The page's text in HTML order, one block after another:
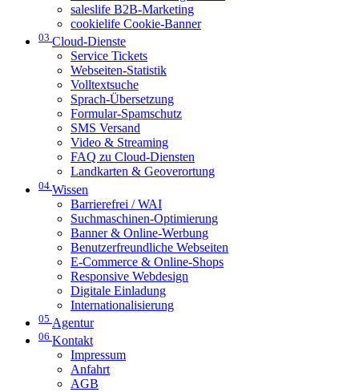
saleslife B2B-Marketing
cookielife Cookie-Banner
03 Cloud-Dienste
Service Tickets
Webseiten-Statistik
Volltextsuche
Sprach-Übersetzung
Formular-Spamschutz
SMS Versand
Video & Streaming
FAQ zu Cloud-Diensten
Landkarten & Geoverortung
04 Wissen
Barrierefrei / WAI
Suchmaschinen-Optimierung
Banner & Online-Werbung
Benutzerfreundliche Webseiten
E-Commerce & Online-Shops
Responsive Webdesign
Digitale Einladung
Internationalisierung
05 Agentur
06 Kontakt
Impressum
Anfahrt
AGB